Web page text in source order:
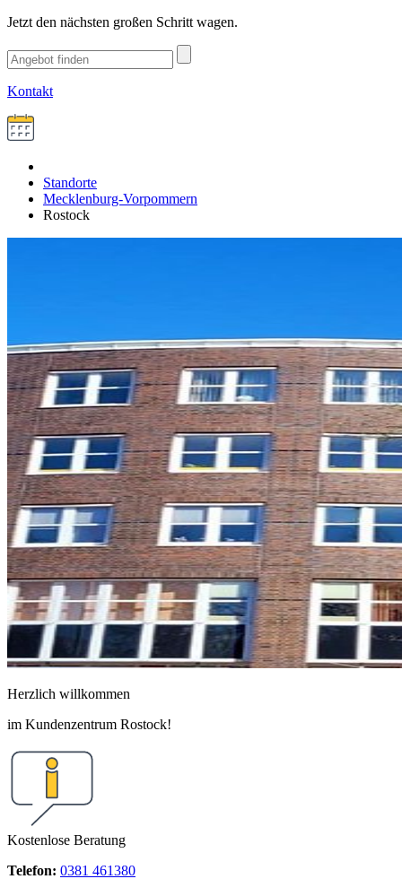
Jetzt den nächsten großen Schritt wagen.
Kontakt
Standorte
Mecklenburg-Vorpommern
Rostock
Herzlich willkommen
im Kundenzentrum Rostock!
Kostenlose Beratung
Telefon: 0381 461380